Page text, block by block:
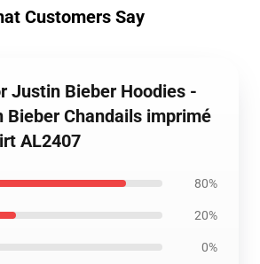
Customers Say
Justin Bieber Hoodies -
Bieber Chandails imprimé
AL2407
80%
20%
0%